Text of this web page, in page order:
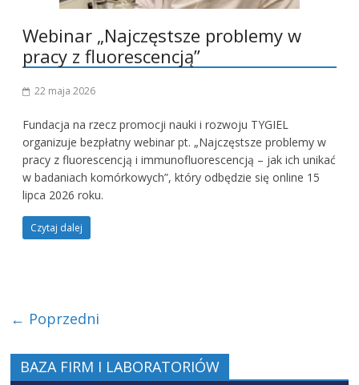
Webinar „Najczęstsze problemy w
pracy z fluorescencją”
22 maja 2026
Fundacja na rzecz promocji nauki i rozwoju TYGIEL
organizuje bezpłatny webinar pt. „Najczęstsze problemy w
pracy z fluorescencją i immunofluorescencją – jak ich unikać
w badaniach komórkowych”, który odbędzie się online 15
lipca 2026 roku.
Czytaj dalej
← Poprzedni
BAZA FIRM I LABORATORIÓW